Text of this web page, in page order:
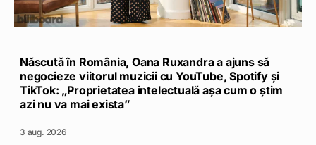
Născută în România, Oana Ruxandra a ajuns să
negocieze viitorul muzicii cu YouTube, Spotify și
TikTok: „Proprietatea intelectuală așa cum o știm
azi nu va mai exista”
3 aug. 2026